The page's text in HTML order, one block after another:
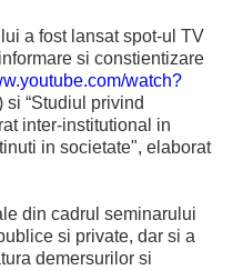
a fost lansat spot-ul TV
si constientizare
watch?
si “Studiul privind
inter-institutional in
in societate", elaborat
din cadrul seminarului
si private, dar si a
demersurilor si